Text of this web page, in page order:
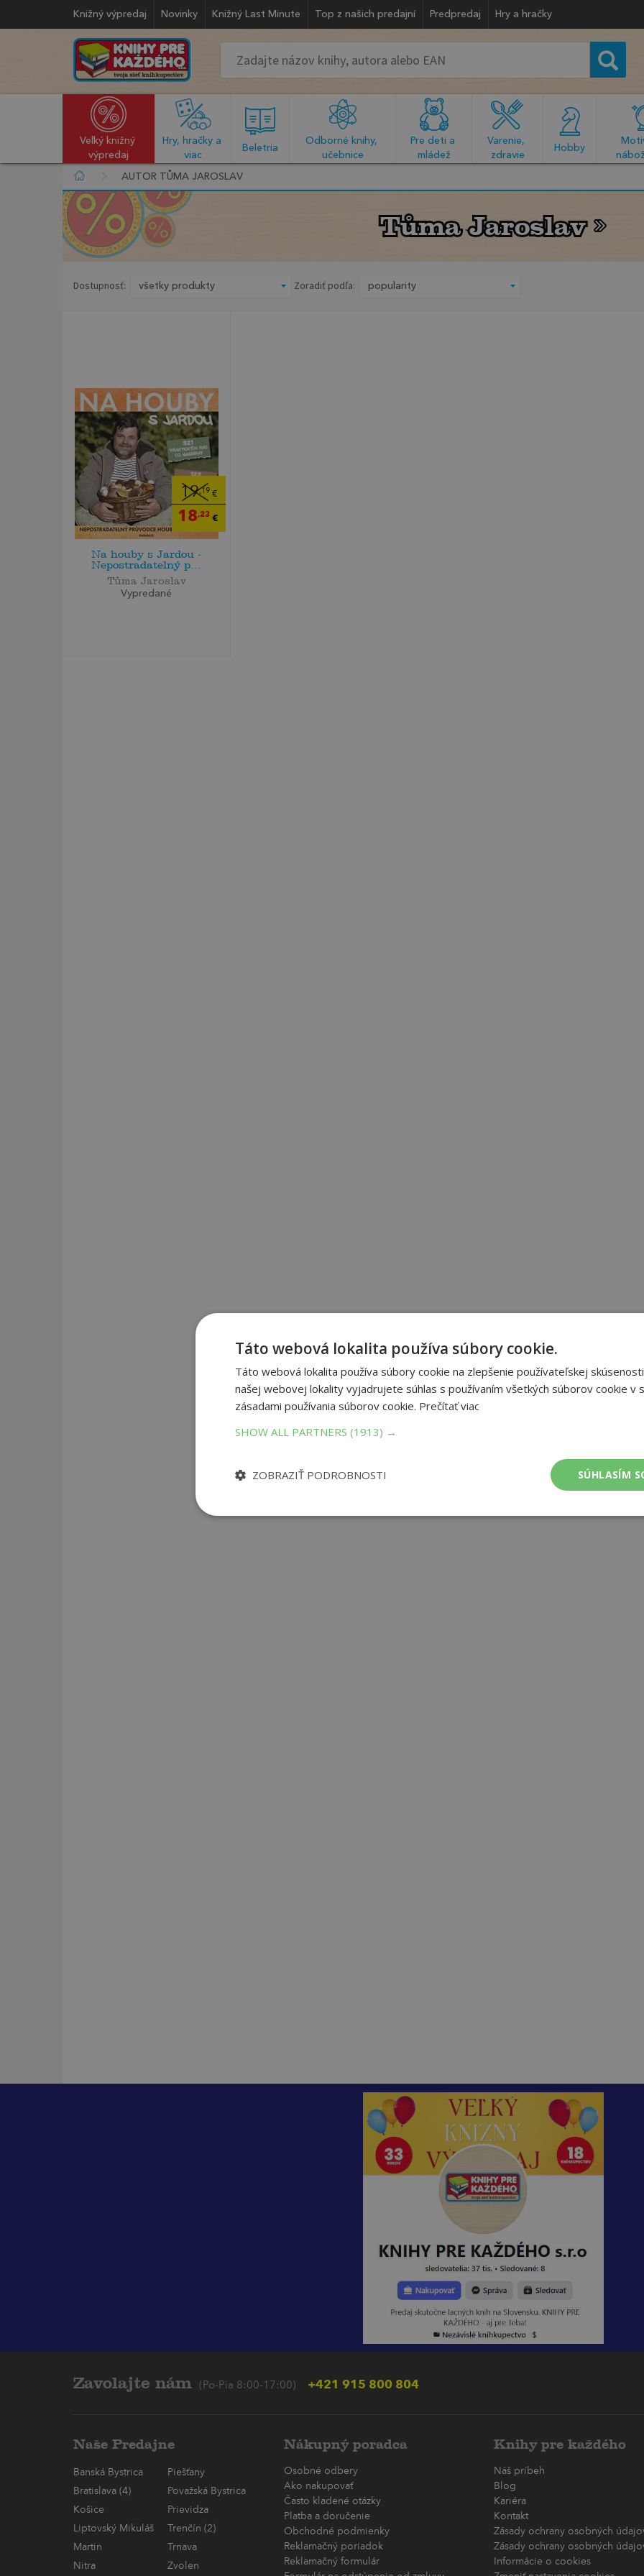
Knižný výpredaj Novinky Knižný Last Minute Top z našich predajní Predpredaj Hry a hračky
Veľký knižný
výpredaj
Hry, hračky a
viac
Beletria
Odborné knihy,
učebnice
Pre deti a
mládež
Varenie,
zdravie
Hobby
AUTOR TŮMA JAROSLAV
Tůma Jaroslav
Tůma Jaroslav
Dostupnosť: Zoradiť podľa:
19,19 €
18,23 €
Na houby s Jardou -
Nepostradatelný p...
Tůma Jaroslav
Vypredané
Zavolajte nám (Po-Pia 8:00-17:00) +421 915 800 804
Naše Predajne
Banská Bystrica
Piešťany
Bratislava (4)
Považská Bystrica
Košice
Prievidza
Liptovský Mikuláš
Trenčín (2)
Martin
Trnava
Nitra
Zvolen
Nákupný poradca
Osobné odbery
Ako nakupovať
Často kladené otázky
Platba a doručenie
Obchodné podmienky
Reklamačný poriadok
Reklamačný formulár
Knihy pre každého
Náš príbeh
Blog
Kariéra
Kontakt
Zásady ochrany osobných
Zásady ochrany osobných
Informácie o cookies
Táto webová lokalita používa súbory cookie.
Táto webová lokalita používa súbory cookie na zlepšenie používateľskej
našej webovej lokality vyjadrujete súhlas s používaním všetkých súborov cookie v
zásadami používania súborov cookie. Prečítať viac
SHOW ALL PARTNERS (1913) →
SÚHLASÍM
ZOBRAZIŤ PODROBNOSTI